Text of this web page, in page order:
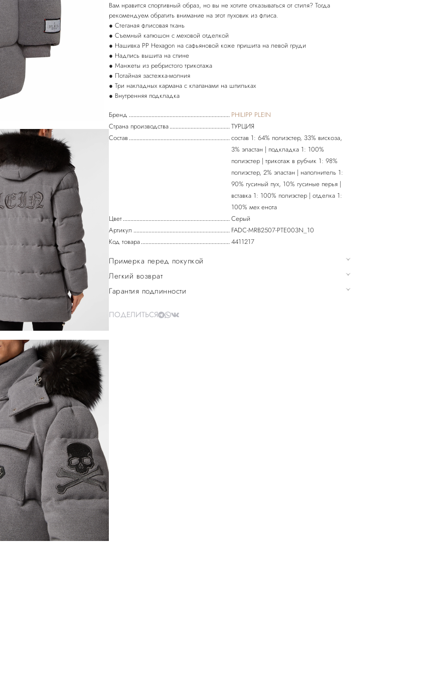
Вам нравится спортивный образ, но вы не хотите отказываться от стиля? Тогда
рекомендуем обратить внимание на этот пуховик из флиса.
● Стеганая флисовая ткань
● Съемный капюшон с меховой отделкой
● Нашивка PP Hexagon на сафьяновой коже пришита на левой груди
● Надпись вышита на спине
● Манжеты из ребристого трикотажа
● Потайная застежка-молния
● Три накладных кармана с клапанами на шпильках
● Внутренняя подкладка
Бренд
PHILIPP PLEIN
Страна производства
ТУРЦИЯ
Состав
состав 1: 64% полиэстер, 33% вискоза,
3% эластан | подкладка 1: 100%
полиэстер | трикотаж в рубчик 1: 98%
полиэстер, 2% эластан | наполнитель 1:
90% гусиный пух, 10% гусиные перья |
вставка 1: 100% полиэстер | отделка 1:
100% мех енота
Цвет
Серый
Артикул
FADC-MRB2507-PTE003N_10
Код товара
4411217
Примерка перед покупкой
Легкий возврат
Гарантия подлинности
ПОДЕЛИТЬСЯ